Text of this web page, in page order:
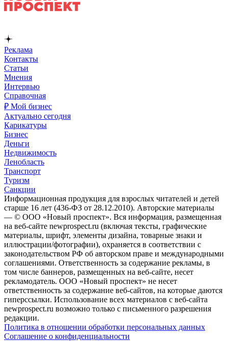
Реклама
Контакты
Статьи
Мнения
Интервью
Справочная
₽ Мой бизнес
Актуально сегодня
Карикатуры
Бизнес
Деньги
Недвижимость
Ленобласть
Транспорт
Туризм
Санкции
Информационная продукция для взрослых читателей и детей
старше 16 лет (436-ФЗ от 28.12.2010). Авторские материалы
— © ООО «Новый проспект». Вся информация, размещенная
на веб-сайте newprospect.ru (включая тексты, графические
материалы, шрифт, элементы дизайна, товарные знаки и
иллюстрации/фотографии), охраняется в соответствии с
законодательством РФ об авторском праве и международными
соглашениями. Ответственность за содержание рекламы, в
том числе баннеров, размещенных на веб-сайте, несет
рекламодатель. ООО «Новый проспект» не несет
ответственность за содержание веб-сайтов, на которые даются
гиперссылки. Использование всех материалов с веб-сайта
newprospect.ru возможно только с письменного разрешения
редакции.
Политика в отношении обработки персональных данных
Соглашение о конфиденциальности